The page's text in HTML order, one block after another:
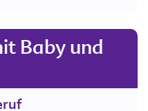
Baby und